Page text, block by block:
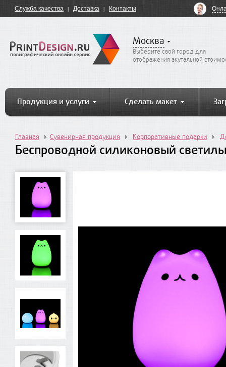
Служба качества Доставка Контакты
Москва
Выберите свой город для
отображения акутальной
Продукция и услуги Сделать макет
Главная Сувенирная продукция Корпоративные подарки
Беспроводной силиконовый